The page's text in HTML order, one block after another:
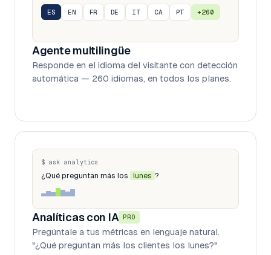
ES EN FR DE IT CA PT +260
Agente multilingüe
Responde en el idioma del visitante con detección
automática — 260 idiomas, en todos los planes.
$ ask analytics
¿Qué preguntan más los lunes ?
Analíticas con IA PRO
Pregúntale a tus métricas en lenguaje natural.
"¿Qué preguntan más los clientes los lunes?"